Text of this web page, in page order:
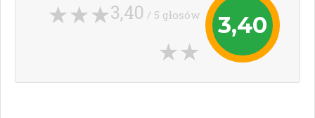
3,40
3,40 / 5 głosów